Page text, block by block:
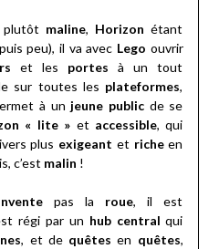
maline, Horizon étant
peu), il va avec Lego ouvrir
et les portes à un tout
sur toutes les plateformes,
à un jeune public de se
« lite » et accessible, qui
plus exigeant et richeen
c’est malin !
pas la roue, il est
régi par un hub central qui
, et de quêtes en quêtes,